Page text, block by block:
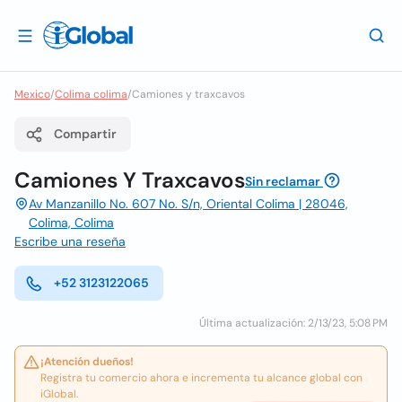
Mexico/Colima colima/Camiones y traxcavos
Compartir
Camiones Y TraxcavosSin reclamar
Av Manzanillo No. 607 No. S/n, Oriental Colima | 28046,
Colima, Colima
Escribe una reseña
+52 3123122065
Última actualización: 2/13/23, 5:08 PM
¡Atención dueños!
Registra tu comercio ahora e incrementa tu alcance global con
iGlobal.